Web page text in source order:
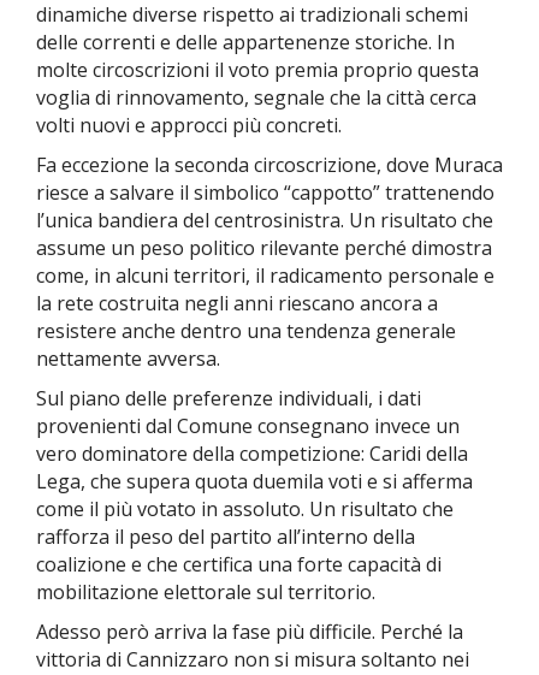
dinamiche diverse rispetto ai tradizionali schemi
delle correnti e delle appartenenze storiche. In
molte circoscrizioni il voto premia proprio questa
voglia di rinnovamento, segnale che la città cerca
volti nuovi e approcci più concreti.
Fa eccezione la seconda circoscrizione, dove Muraca
riesce a salvare il simbolico “cappotto” trattenendo
l’unica bandiera del centrosinistra. Un risultato che
assume un peso politico rilevante perché dimostra
come, in alcuni territori, il radicamento personale e
la rete costruita negli anni riescano ancora a
resistere anche dentro una tendenza generale
nettamente avversa.
Sul piano delle preferenze individuali, i dati
provenienti dal Comune consegnano invece un
vero dominatore della competizione: Caridi della
Lega, che supera quota duemila voti e si afferma
come il più votato in assoluto. Un risultato che
rafforza il peso del partito all’interno della
coalizione e che certifica una forte capacità di
mobilitazione elettorale sul territorio.
Adesso però arriva la fase più difficile. Perché la
vittoria di Cannizzaro non si misura soltanto nei